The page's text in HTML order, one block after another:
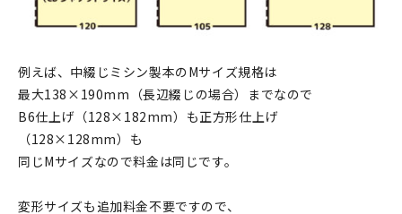
例えば、中綴じミシン製本のMサイズ規格は
最大138×190mm（長辺綴じの場合）までなので
B6仕上げ（128×182mm）も正方形仕上げ
（128×128mm）も
同じMサイズなので料金は同じです。
変形サイズも追加料金不要ですので、